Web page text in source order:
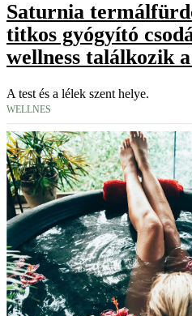
Saturnia
titkos gyógyító
wellness találkozik
A test és a lélek szent helye.
WELLNES